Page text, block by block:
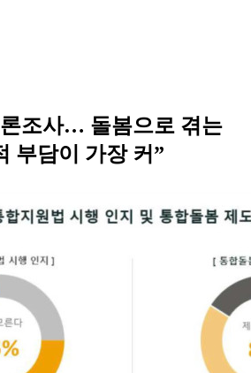
조사… 돌봄으로 겪는
부담이 가장 커”